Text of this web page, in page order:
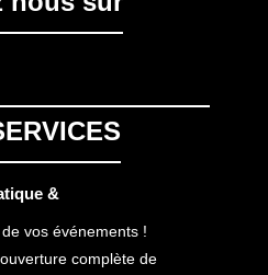
&
vos événements !
complète de